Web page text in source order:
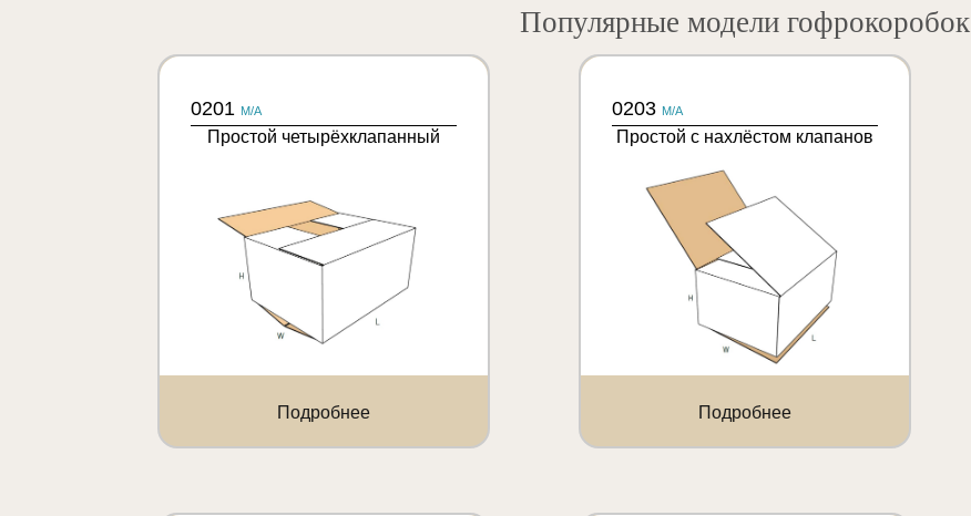
Популярные модели гофрокоробок
0201 M/A
Простой четырёхклапанный
Подробнее
0203 M/A
Простой с нахлёстом клапанов
Подробнее